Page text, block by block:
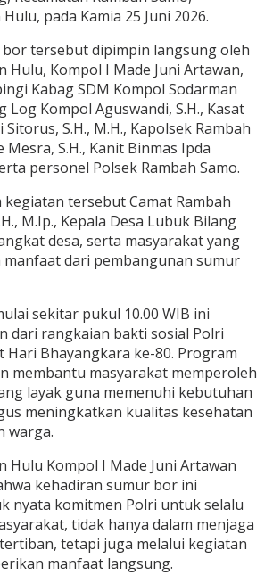
pada Kamia 25 Juni 2026.
tersebut dipimpin langsung oleh
Hulu, Kompol I Made Juni Artawan,
Kabag SDM Kompol Sodarman
Log Kompol Aguswandi, S.H., Kasat
Sitorus, S.H., M.H., Kapolsek Rambah
Mesra, S.H., Kanit Binmas Ipda
personel Polsek Rambah Samo.
tersebut Camat Rambah
M.Ip., Kepala Desa Lubuk Bilang
desa, serta masyarakat yang
manfaat dari pembangunan sumur
sekitar pukul 10.00 WIB ini
dari rangkaian bakti sosial Polri
Hari Bhayangkara ke-80. Program
membantu masyarakat memperoleh
layak guna memenuhi kebutuhan
meningkatkan kualitas kesehatan
warga.
Hulu Kompol I Made Juni Artawan
kehadiran sumur bor ini
nyata komitmen Polri untuk selalu
tidak hanya dalam menjaga
tetapi juga melalui kegiatan
manfaat langsung.